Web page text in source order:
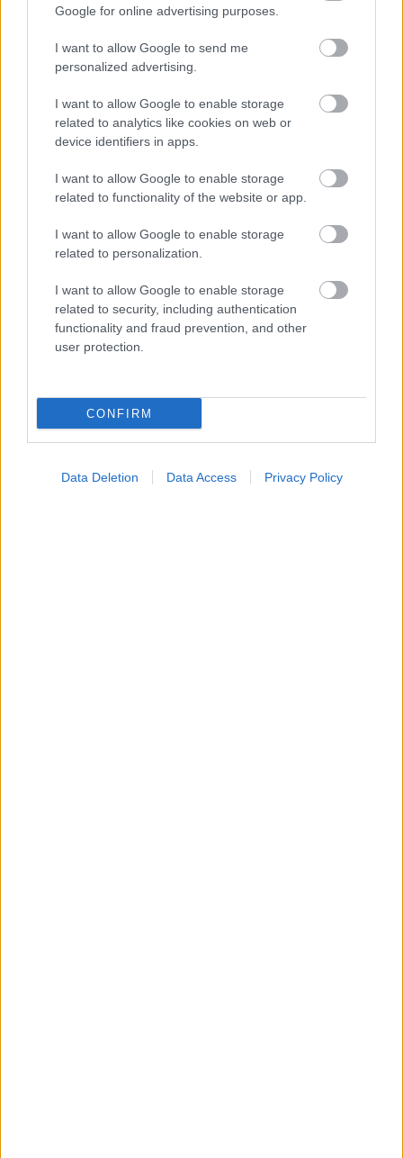
Google for online advertising purposes.
I want to allow Google to send me
personalized advertising.
I want to allow Google to enable storage
related to analytics like cookies on web or
device identifiers in apps.
I want to allow Google to enable storage
related to functionality of the website or app.
I want to allow Google to enable storage
related to personalization.
I want to allow Google to enable storage
related to security, including authentication
functionality and fraud prevention, and other
user protection.
CONFIRM
Data Deletion Data Access Privacy Policy
ΣΗΜΕΡΑ ΣΤΟ IATRONET.GR